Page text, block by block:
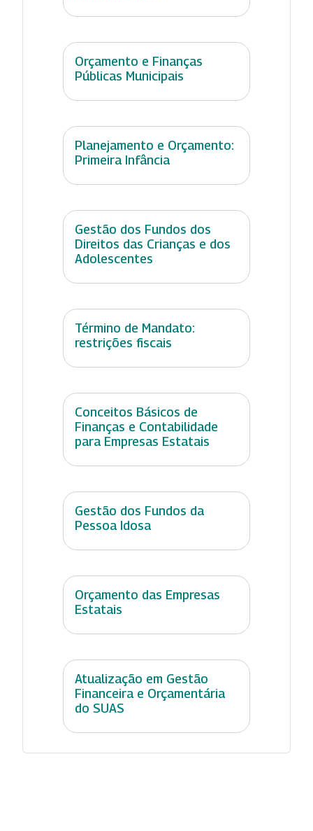
Orçamento e Finanças
Públicas Municipais
Planejamento e Orçamento:
Primeira Infância
Gestão dos Fundos dos
Direitos das Crianças e dos
Adolescentes
Término de Mandato:
restrições fiscais
Conceitos Básicos de
Finanças e Contabilidade
para Empresas Estatais
Gestão dos Fundos da
Pessoa Idosa
Orçamento das Empresas
Estatais
Atualização em Gestão
Financeira e Orçamentária
do SUAS